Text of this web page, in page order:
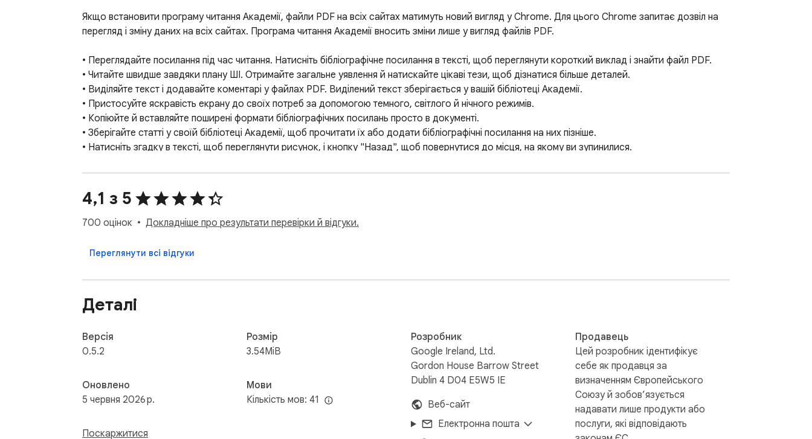
Якщо встановити програму читання Академії, файли PDF на всіх сайтах матимуть новий вигляд у Chrome. Для цього Chrome запитає дозвіл на
перегляд і зміну даних на всіх сайтах. Програма читання Академії вносить зміни лише у вигляд файлів PDF.
• Переглядайте посилання під час читання. Натисніть бібліографічне посилання в тексті, щоб переглянути короткий виклад і знайти файл PDF.
• Читайте швидше завдяки плану ШІ. Отримайте загальне уявлення й натискайте цікаві тези, щоб дізнатися більше деталей.
• Виділяйте текст і додавайте коментарі у файлах PDF. Виділений текст зберігається у вашій бібліотеці Академії.
• Пристосуйте яскравість екрану до своїх потреб за допомогою темного, світлого й нічного режимів.
• Копіюйте й вставляйте поширені формати бібліографічних посилань просто в документі.
• Зберігайте статті у своїй бібліотеці Академії, щоб прочитати їх або додати бібліографічні посилання на них пізніше.
• Натисніть згадку в тексті, щоб переглянути рисунок, і кнопку "Назад", щоб повернутися до місця, на якому ви зупинилися.
Установлюючи це розширення, ви приймаєте Загальні положення та умови й Політику конфіденційності Google на сторінці
https://www.google.com/intl/uk/policies/.
4,1 з 5
700 оцінок Докладніше про результати перевірки й відгуки.
Переглянути всі відгуки
Деталі
Версія
0.5.2
Оновлено
5 червня 2026 р.
Поскаржитися
Розмір
3.54MiB
Мови
Кількість мов: 41
Розробник
Google Ireland, Ltd.
Gordon House Barrow Street
Dublin 4 D04 E5W5 IE
Веб-сайт
Електронна пошта
Продавець
Цей розробник ідентифікує
себе як продавця за
визначенням Європейського
Союзу й зобов’язується
надавати лише продукти або
послуги, які відповідають